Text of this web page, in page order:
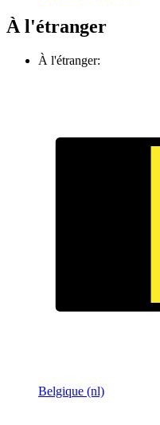
À l'étranger
À l'étranger:
Belgique (nl)